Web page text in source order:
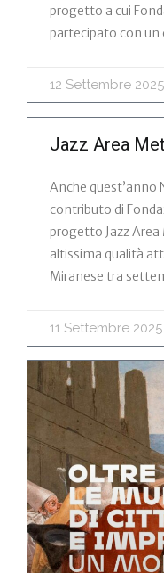
progetto a cui
partecipato con
12 Settembre 2025
Jazz Area
Anche quest’anno
contributo di
progetto Jazz
altissima qualità
Miranese tra
11 Settembre 2025